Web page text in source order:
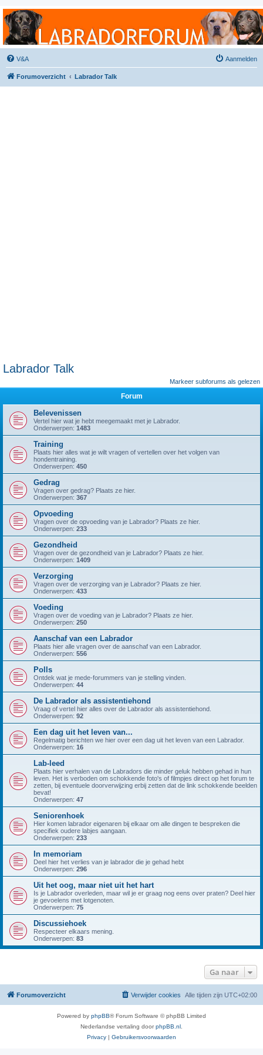
Labradorforum
Het gezelligste Labradorforum van Nederland en België!
V&A Aanmelden
Forumoverzicht Labrador Talk
Labrador Talk
Markeer subforums als gelezen
Forum
Belevenissen
Vertel hier wat je hebt meegemaakt met je Labrador.
Onderwerpen: 1483
Training
Plaats hier alles wat je wilt vragen of vertellen over het volgen van
hondentraining.
Onderwerpen: 450
Gedrag
Vragen over gedrag? Plaats ze hier.
Onderwerpen: 367
Opvoeding
Vragen over de opvoeding van je Labrador? Plaats ze hier.
Onderwerpen: 233
Gezondheid
Vragen over de gezondheid van je Labrador? Plaats ze hier.
Onderwerpen: 1409
Verzorging
Vragen over de verzorging van je Labrador? Plaats ze hier.
Onderwerpen: 433
Voeding
Vragen over de voeding van je Labrador? Plaats ze hier.
Onderwerpen: 250
Aanschaf van een Labrador
Plaats hier alle vragen over de aanschaf van een Labrador.
Onderwerpen: 556
Polls
Ontdek wat je mede-forummers van je stelling vinden.
Onderwerpen: 44
De Labrador als assistentiehond
Vraag of vertel hier alles over de Labrador als assistentiehond.
Onderwerpen: 92
Een dag uit het leven van...
Regelmatig berichten we hier over een dag uit het leven van een Labrador.
Onderwerpen: 16
Lab-leed
Plaats hier verhalen van de Labradors die minder geluk hebben gehad in hun
leven. Het is verboden om schokkende foto's of filmpjes direct op het forum te
zetten, bij eventuele doorverwijzing erbij zetten dat de link schokkende beelden
bevat!
Onderwerpen: 47
Seniorenhoek
Hier komen labrador eigenaren bij elkaar om alle dingen te bespreken die
specifiek oudere labjes aangaan.
Onderwerpen: 233
In memoriam
Deel hier het verlies van je labrador die je gehad hebt
Onderwerpen: 296
Uit het oog, maar niet uit het hart
Is je Labrador overleden, maar wil je er graag nog eens over praten? Deel hier
je gevoelens met lotgenoten.
Onderwerpen: 75
Discussiehoek
Respecteer elkaars mening.
Onderwerpen: 83
Ga naar
Forumoverzicht Alle tijden zijn UTC+02:00
Verwijder cookies
Powered by phpBB® Forum Software © phpBB Limited
Nederlandse vertaling doorphpBB.nl
Privacy | Gebruikersvoorwaarden